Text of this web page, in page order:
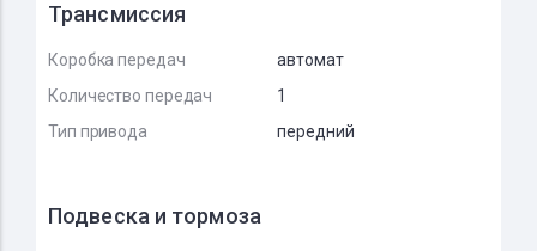
Трансмиссия
Коробка передач
автомат
Количество передач
1
Тип привода
передний
Подвеска и тормоза